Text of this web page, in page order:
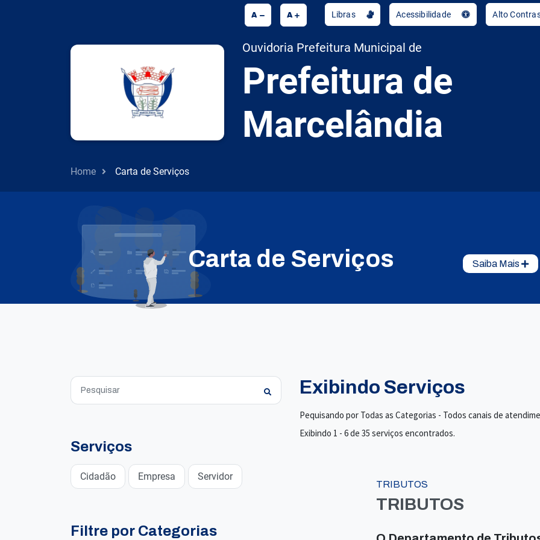
A A Libras Acessibilidade Alto
Ouvidoria Prefeitura Municipal de
Prefeitura de
Marcelândia
Home Carta de Serviços
Carta de Serviços Saiba Mais
Serviços
Cidadão Empresa Servidor
Filtre por Categorias
Exibindo Serviços
Pequisando por Todas as Categorias - Todos canais de
Exibindo 1 - 6 de 35 serviços encontrados.
TRIBUTOS
TRIBUTOS